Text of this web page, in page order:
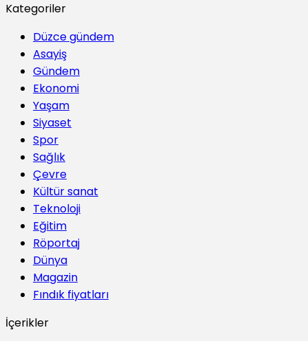
Kategoriler
Düzce gündem
Asayiş
Gündem
Ekonomi
Yaşam
Siyaset
Spor
Sağlık
Çevre
Kültür sanat
Teknoloji
Eğitim
Röportaj
Dünya
Magazin
Fındık fiyatları
İçerikler